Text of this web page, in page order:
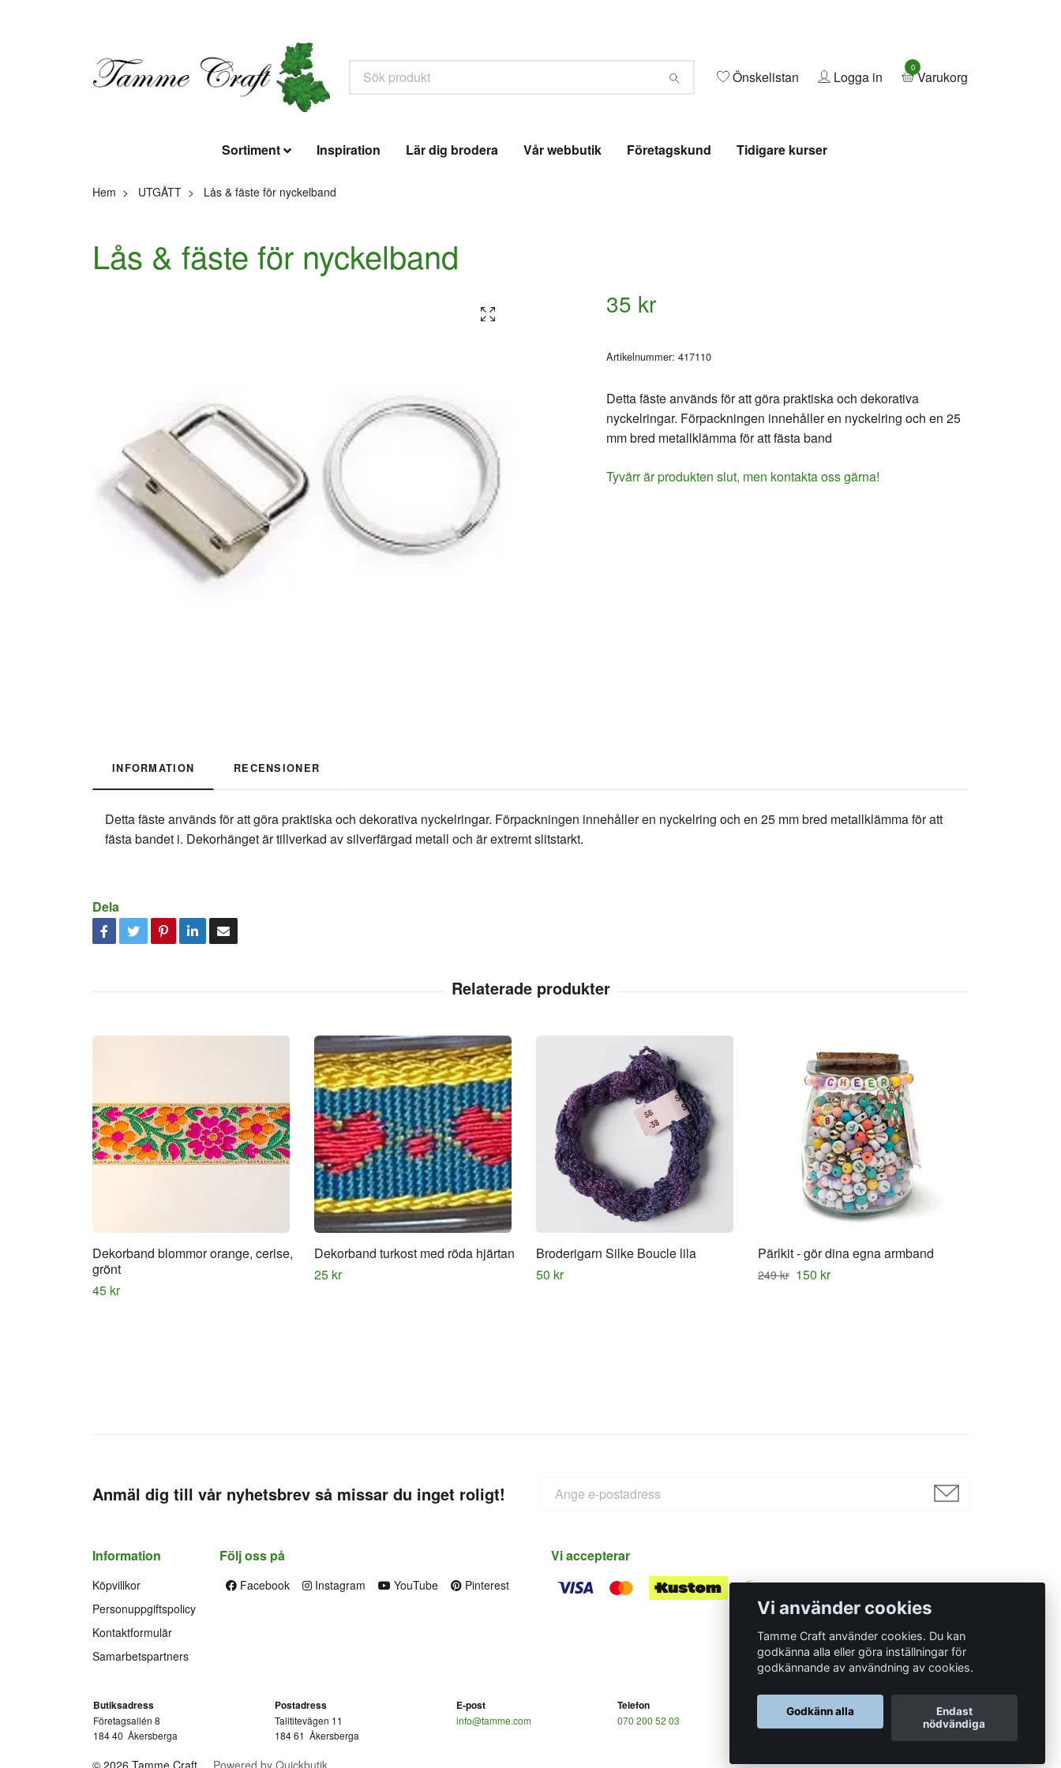
Önskelistan Logga in
0
Varukorg
Sortiment Inspiration Lär dig brodera Vår webbutik Företagskund Tidigare kurser
Hem UTGÅTT Lås & fäste för nyckelband
Lås & fäste för nyckelband
35 kr
Artikelnummer: 417110
Detta fäste används för att göra praktiska och dekorativa
nyckelringar. Förpackningen innehåller en nyckelring och en 25
mm bred metallklämma för att fästa band
Tyvärr är produkten slut, men kontakta oss gärna!
INFORMATION RECENSIONER
Detta fäste används för att göra praktiska och dekorativa nyckelringar. Förpackningen innehåller en nyckelring och en 25 mm bred metallklämma för att
fästa bandet i. Dekorhänget är tillverkad av silverfärgad metall och är extremt slitstarkt.
Dela
Dekorband blommor orange, cerise,
grönt
45 kr
Dekorband turkost med röda hjärtan
25 kr
Broderigarn Silke Boucle lila
50 kr
Pärlkit - gör dina egna armband
249 kr 150 kr
Anmäl dig till vår nyhetsbrev så missar du inget roligt!
Information
Köpvillkor
Personuppgiftspolicy
Kontaktformulär
Samarbetspartners
Följ oss på
Facebook Instagram YouTube Pinterest
Vi accepterar
Butiksadress
Företagsallén 8
184 40 Åkersberga
Postadress
Talltitevägen 11
184 61 Åkersberga
E-post
info@tamme.com
Telefon
070 200 52 03
Organisationsnummer
© 2026 Tamme Craft Powered by Quickbutik
Vi använder cookies
Tamme Craft använder cookies. Du kan
godkänna alla eller göra inställningar för
godkännande av användning av cookies.
Godkänn alla
Endast
nödvändiga